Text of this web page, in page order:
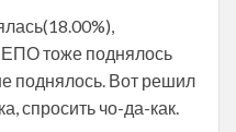
тоже поднялось
поднялось. Вот решил
спросить чо-да-как.